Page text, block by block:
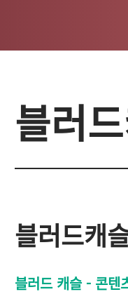
블러
블러드캐
블러드 캐슬 - 콘텐